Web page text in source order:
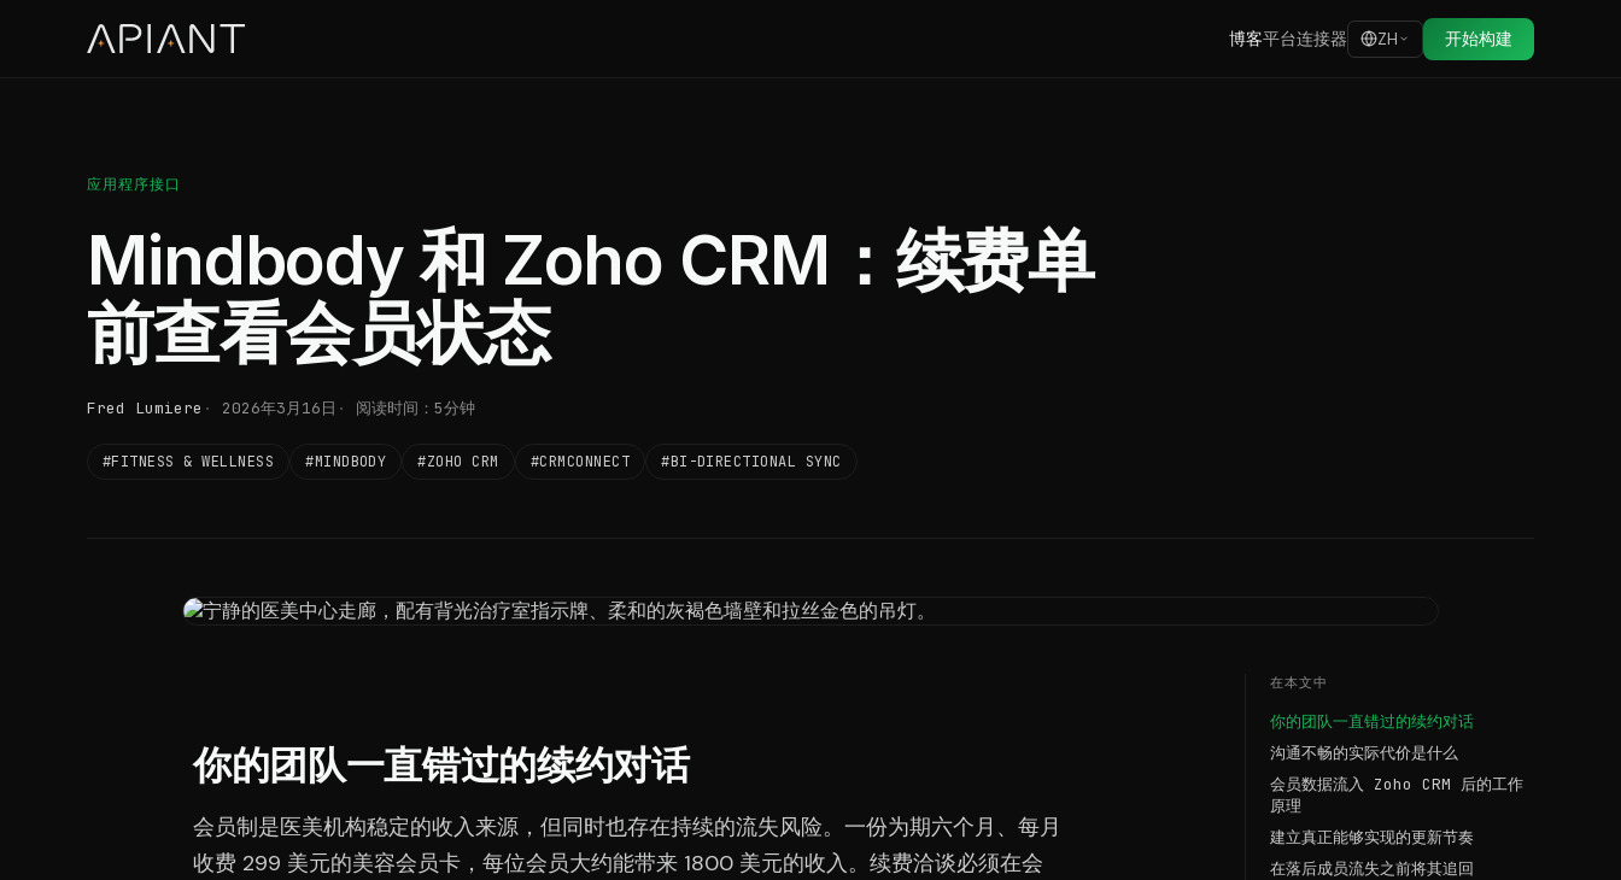
博客平台连接器 ZH 开始构建
应用程序接口
Mindbody 和 Zoho CRM：续费单
前查看会员状态
Fred Lumiere 2026年3月16日 阅读时间：5分钟
#FITNESS & WELLNESS #MINDBODY #ZOHO CRM #CRMCONNECT #BI-DIRECTIONAL SYNC
你的团队一直错过的续约对话
会员制是医美机构稳定的收入来源，但同时也存在持续的流失风险。一份为期六个月、每月
收费 299 美元的美容会员卡，每位会员大约能带来 1800 美元的收入。续费洽谈必须在会
在本文中
你的团队一直错过的续约对话
沟通不畅的实际代价是什么
会员数据流入 Zoho CRM 后的工作
原理
建立真正能够实现的更新节奏
在落后成员流失之前将其追回